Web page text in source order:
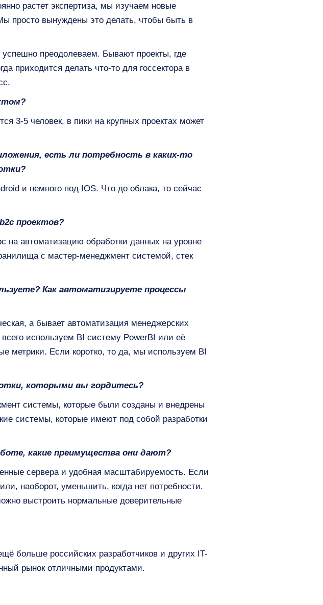
растет экспертиза, мы изучаем новые
просто вынуждены это делать, чтобы быть в
преодолеваем. Бывают проекты, где
приходится делать что-то для госсектора в
3-5 человек, в пики на крупных проектах может
есть ли потребность в каких-то
и немного под IOS. Что до облака, то сейчас
проектов?
на автоматизацию обработки данных на уровне
с мастер-менеджмент системой, стек
Как автоматизируете процессы
а бывает автоматизация менеджерских
используем BI систему PowerBI или её
метрики. Если коротко, то да, мы используем BI
которыми вы гордитесь?
системы, которые были созданы и внедрены
системы, которые имеют под собой разработки
какие преимущества они дают?
сервера и удобная масштабируемость. Если
наоборот, уменьшить, когда нет потребности.
выстроить нормальные доверительные
больше российских разработчиков и других IT-
рынок отличными продуктами.